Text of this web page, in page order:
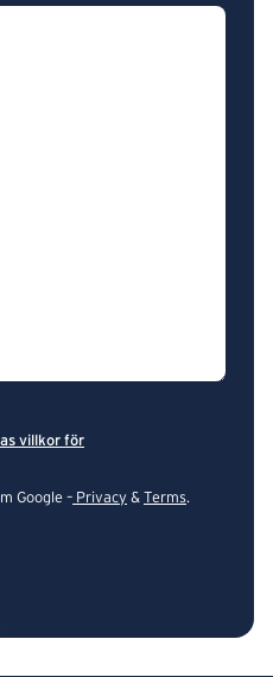
villkor för
Google – Privacy & Terms.